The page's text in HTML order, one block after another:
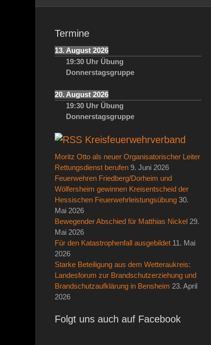
Termine
13. August 2026
19:30Uhr Übung
Donnerstagsgruppe
20. August 2026
19:30Uhr Übung
Donnerstagsgruppe
Kreisfeuerwehrverband
Moritz Otto als neuer Organisatorischer Leiter
Rettungsdienst berufen 9. Juni 2026
Feuerwehren Friedberg/Dorheim und
Wölfersheim gewinnen Kreisentscheid der
Hessischen Feuerwehrleistungsübung 30.
Mai 2026
Bewegender Abschied für Matthias Nickel 29.
Mai 2026
Für den Katastrophenfall ausgebildet 11. Mai
2026
Starke Beteiligung aus dem Wetteraukreis:
Landesforum zur Brandschutzerziehung und
Brandschutzaufklärung in Bensheim 23. April
2026
Folgt uns auch auf Facebook